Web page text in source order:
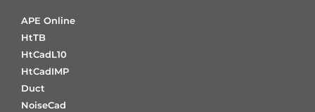
APE Online
HtTB
HtCadL10
HtCadIMP
Duct
NoiseCad